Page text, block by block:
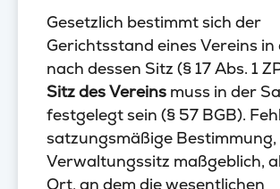
Gesetzlich bestimmt sich der
Gerichtsstand eines Vereins in
nach dessen Sitz (§ 17 Abs. 1
Sitz des Vereins muss in der
festgelegt sein (§ 57 BGB).
satzungsmäßige
Verwaltungssitz maßgeblich,
Ort, an dem die wesentlichen